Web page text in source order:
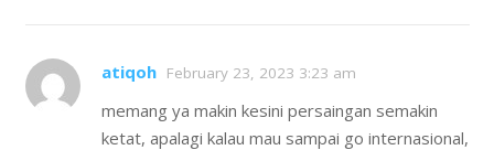
atiqoh February 23, 2023 3:23 am
memang ya makin kesini persaingan semakin
ketat, apalagi kalau mau sampai go internasional,